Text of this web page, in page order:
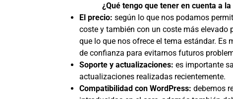
¿Qué tengo que tener en cuenta a
El precio: según lo que nos podamos
coste y también con un coste más
que lo que nos ofrece el tema estándar.
de confianza para evitarnos futuros
Soporte y actualizaciones: es importante
actualizaciones realizadas recientemente.
Compatibilidad con WordPress: debemos